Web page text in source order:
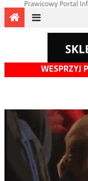
WESPRZYJ